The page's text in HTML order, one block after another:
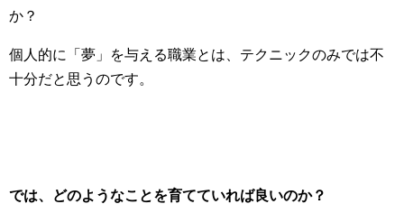
か？
個人的に「夢」を与える職業とは、テクニックのみでは不
十分だと思うのです。
では、どのようなことを育てていれば良いのか？